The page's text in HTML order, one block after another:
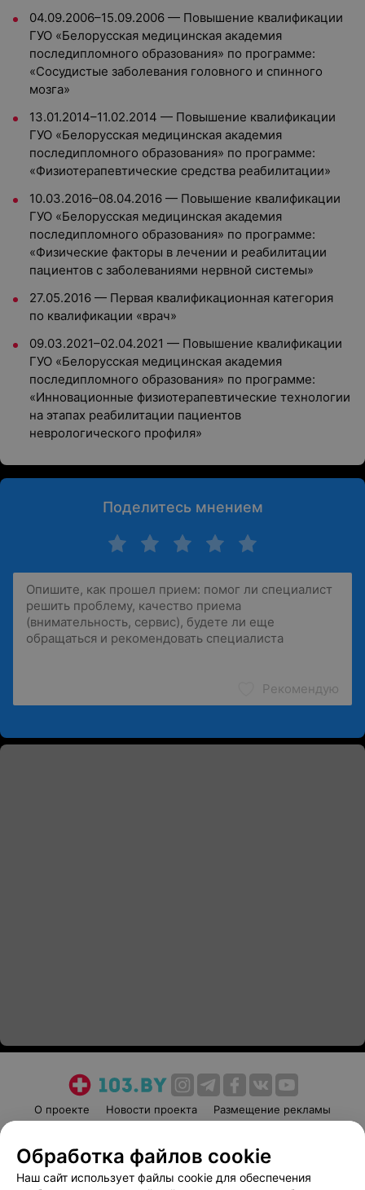
04.09.2006–15.09.2006 — Повышение квалификации
ГУО «Белорусская медицинская академия
последипломного образования» по программе:
«Сосудистые заболевания головного и спинного
мозга»
13.01.2014–11.02.2014 — Повышение квалификации
ГУО «Белорусская медицинская академия
последипломного образования» по программе:
«Физиотерапевтические средства реабилитации»
10.03.2016–08.04.2016 — Повышение квалификации
ГУО «Белорусская медицинская академия
последипломного образования» по программе:
«Физические факторы в лечении и реабилитации
пациентов с заболеваниями нервной системы»
27.05.2016 — Первая квалификационная категория
по квалификации «врач»
09.03.2021–02.04.2021 — Повышение квалификации
ГУО «Белорусская медицинская академия
последипломного образования» по программе:
«Инновационные физиотерапевтические технологии
на этапах реабилитации пациентов
неврологического профиля»
Поделитесь мнением
Рекомендую
О проекте Новости проекта
Размещение рекламы
Пользовательское соглашение
Способы оплаты
Вакансии
Партнеры
Обработка файлов cookie
Наш сайт использует файлы cookie для обеспечения